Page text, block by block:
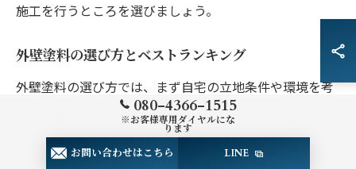
施工を行うところを選びましょう。
外壁塗料の選び方とベストランキング
外壁塗料の選び方では、まず自宅の立地条件や環境を考
慮することが大切です。ベストランキングで上位に入る
塗料は、耐久性と美観を兼ね備えたものが多いです。特
にフッ素系塗料は、耐用年数が長く、色あせにくい点で
080-4366-1515
※お客様専用ダイヤルにな
ります
お問い合わせはこちら LINE